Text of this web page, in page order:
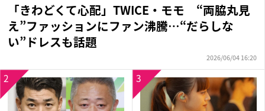
「きわどくて心配」TWICE・モモ “両脇丸見
え”ファッションにファン沸騰…“だらしな
い”ドレスも話題
2026/06/04 16:20
2 3